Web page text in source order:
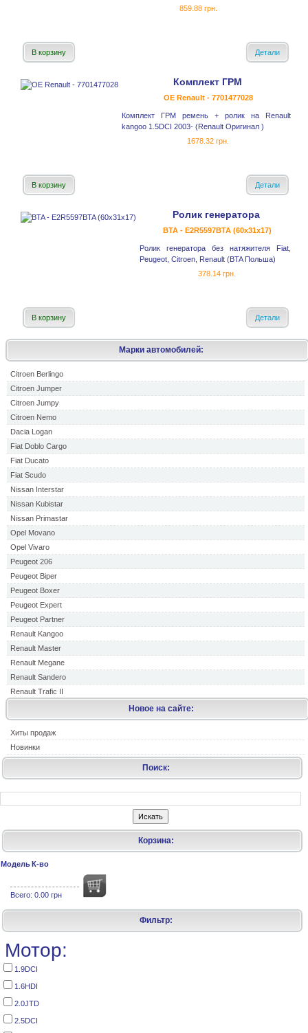
Марки автомобилей:
Citroen Berlingo
Citroen Jumper
Citroen Jumpy
Citroen Nemo
Dacia Logan
Fiat Doblo Cargo
Fiat Ducato
Fiat Scudo
Nissan Interstar
Nissan Kubistar
Nissan Primastar
Opel Movano
Opel Vivaro
Peugeot 206
Peugeot Biper
Peugeot Boxer
Peugeot Expert
Peugeot Partner
Renault Kangoo
Renault Master
Renault Megane
Renault Sandero
Renault Trafic II
Новое на сайте:
Хиты продаж
Новинки
859.88 грн.
В корзину Детали
Комплект ГРМ
OE Renault - 7701477028
Комплект ГРМ ремень + ролик на Renault
kangoo 1.5DCI 2003- (Renault Оригинал )
1678.32 грн.
В корзину Детали
Ролик генератора
BTA - E2R5597BTA (60x31x17)
Ролик генератора без натяжителя Fiat,
Peugeot, Citroen, Renault (BTA Польша)
378.14 грн.
В корзину Детали
Поиск:
Корзина:
Модель К-во
Всего: 0.00 грн
Фильтр:
Мотор:
1.9DCI
1.6HDI
2.0JTD
2.5DCI